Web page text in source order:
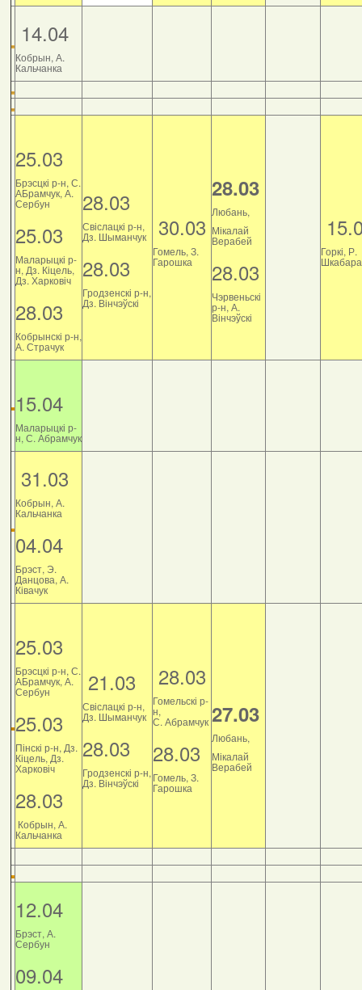
14.04
Кобрын, А.
Кальчанка
25.03
Брэсцкі р-н, С.
АБрамчук, А.
Сербун
25.03
Маларыцкі р-
н, Дз. Кіцель,
Дз. Харковіч
28.03
Кобрынскі р-н,
А. Страчук
28.03
Свіслацкі р-н,
Дз. Шыманчук
28.03
Гродзенскі р-н,
Дз. Вінчэўскі
30.03
Гомель, З.
Гарошка
28.03
Любань,
Мікалай
Верабей
28.03
Чэрвеньскі
р-н, А.
Вінчэўскі
Горкі, Р.
Шкабара
15.04
Маларыцкі р-
н, С. Абрамчук
31.03
Кобрын, А.
Кальчанка
04.04
Брэст, Э.
Данцова, А.
Ківачук
25.03
Брэсцкі р-н, С.
АБрамчук, А.
Сербун
25.03
Пінскі р-н, Дз.
Кіцель, Дз.
Харковіч
28.03
Кобрын, А.
Кальчанка
21.03
Свіслацкі р-н,
Дз. Шыманчук
28.03
Гродзенскі р-н,
Дз. Вінчэўскі
28.03
Гомельскі р-
н,
С. Абрамчук
28.03
Гомель, З.
Гарошка
27.03
Любань,
Мікалай
Верабей
12.04
Брэст, А.
Сербун
09.04